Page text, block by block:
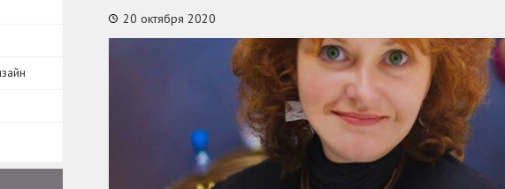
20 октября 2020